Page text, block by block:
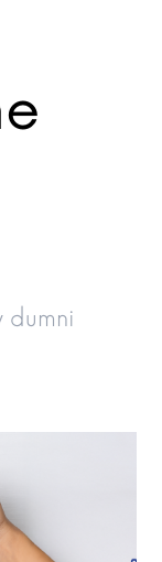
dumni